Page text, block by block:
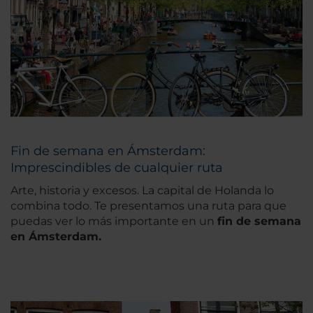
Fin de semana en Ámsterdam:
Imprescindibles de cualquier ruta
Arte, historia y excesos. La capital de Holanda lo
combina todo. Te presentamos una ruta para que
puedas ver lo más importante en un fin de semana
en Ámsterdam.